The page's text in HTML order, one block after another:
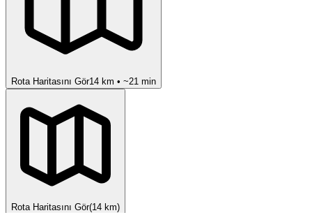
Rota Haritasını Gör14 km • ~21 min
Rota Haritasını Gör(14 km)